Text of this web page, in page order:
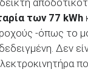
των 77 kWh
-όπως το
Δεν